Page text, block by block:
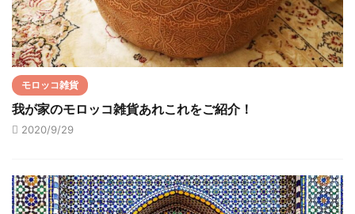
モロッコ雑貨
我が家のモロッコ雑貨あれこれをご紹介！
2020/9/29